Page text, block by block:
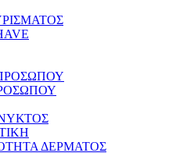
ΔΕΡΜΑΤΟΣ